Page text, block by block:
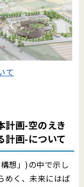
て
計画-空のえき
計画-について
想」)の中で示し
めく、未来にはば